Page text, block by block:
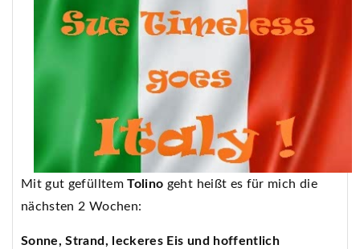
Mit gut gefülltemTolino geht heißt es für mich die
nächsten 2 Wochen:
Sonne, Strand, leckeres Eis und hoffentlich